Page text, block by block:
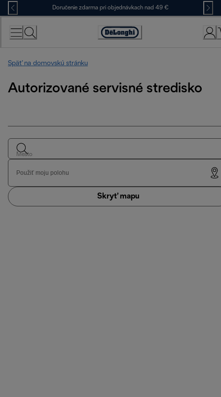
Skip
to
Content
Doručenie zdarma pri objednávkach nad 49 €
Accessibility
Späť na domovskú stránku
Autorizované servisné stredisko
Mesto
Použiť moju polohu
Skryť mapu